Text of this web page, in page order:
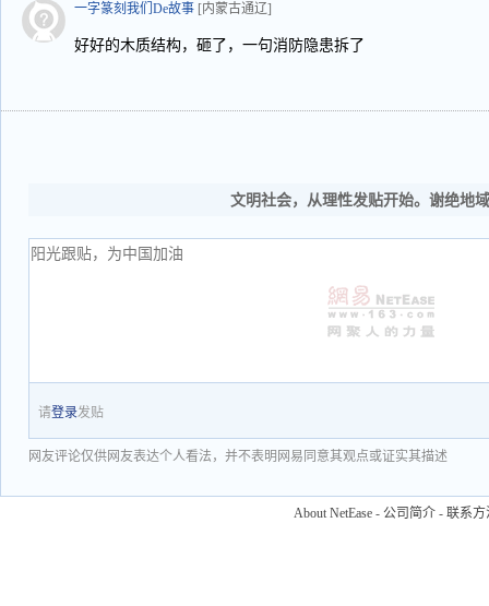
一字篆刻我们De故事 [内蒙古通辽]
好好的木质结构，砸了，一句消防隐患拆了
文明社会，从理性发贴开始。谢绝地
请登录发贴
网友评论仅供网友表达个人看法，并不表明网易同意其观点或证实其描述
About NetEase - 公司简介 - 联系方